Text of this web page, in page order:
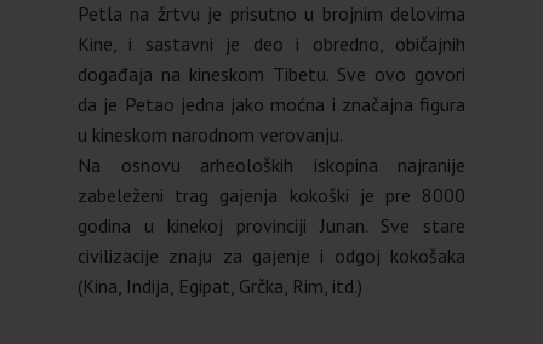
Petla na žrtvu je prisutno u brojnim delovima
Kine, i sastavni je deo i obredno, običajnih
događaja na kineskom Tibetu. Sve ovo govori
da je Petao jedna jako moćna i značajna figura
u kineskom narodnom verovanju.
Na osnovu arheoloških iskopina najranije
zabeleženi trag gajenja kokoški je pre 8000
godina u kinekoj provinciji Junan. Sve stare
civilizacije znaju za gajenje i odgoj kokošaka
(Kina, Indija, Egipat, Grčka, Rim, itd.)